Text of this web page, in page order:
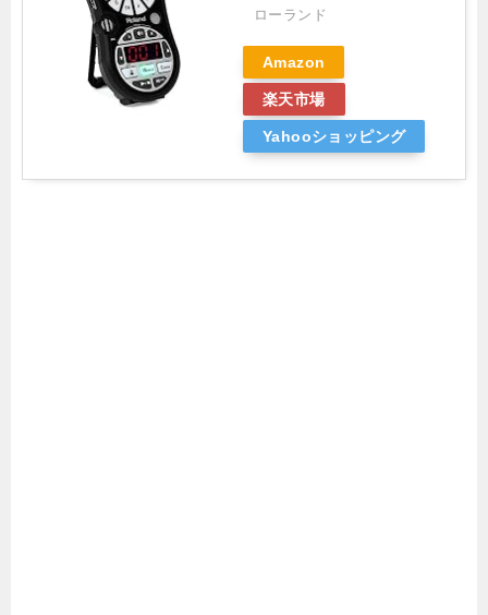
ローランド
Amazon
楽天市場
Yahooショッピング